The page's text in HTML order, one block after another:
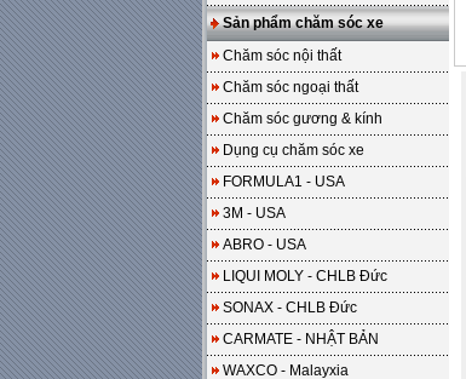
Sản phẩm chăm sóc xe
Chăm sóc nội thất
Chăm sóc ngoại thất
Chăm sóc gương & kính
Dụng cụ chăm sóc xe
FORMULA1 - USA
3M - USA
ABRO - USA
LIQUI MOLY - CHLB Đức
SONAX - CHLB Đức
CARMATE - NHẬT BẢN
WAXCO - Malayxia